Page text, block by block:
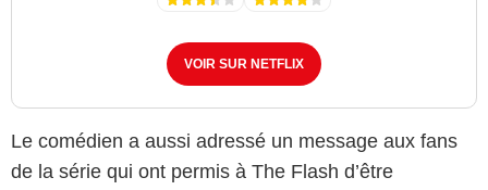
VOIR SUR NETFLIX
Le comédien a aussi adressé un message aux fans
de la série qui ont permis à The Flash d’être